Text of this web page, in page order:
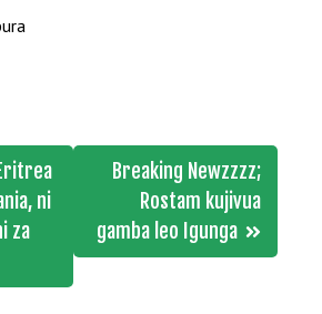
ni
za
Breaking Newzzzz;
Rostam kujivua
gamba leo Igunga